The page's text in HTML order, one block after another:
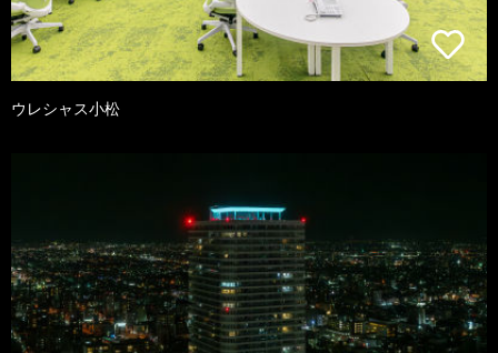
ウレシャス小松